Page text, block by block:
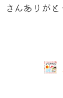
さんありがと